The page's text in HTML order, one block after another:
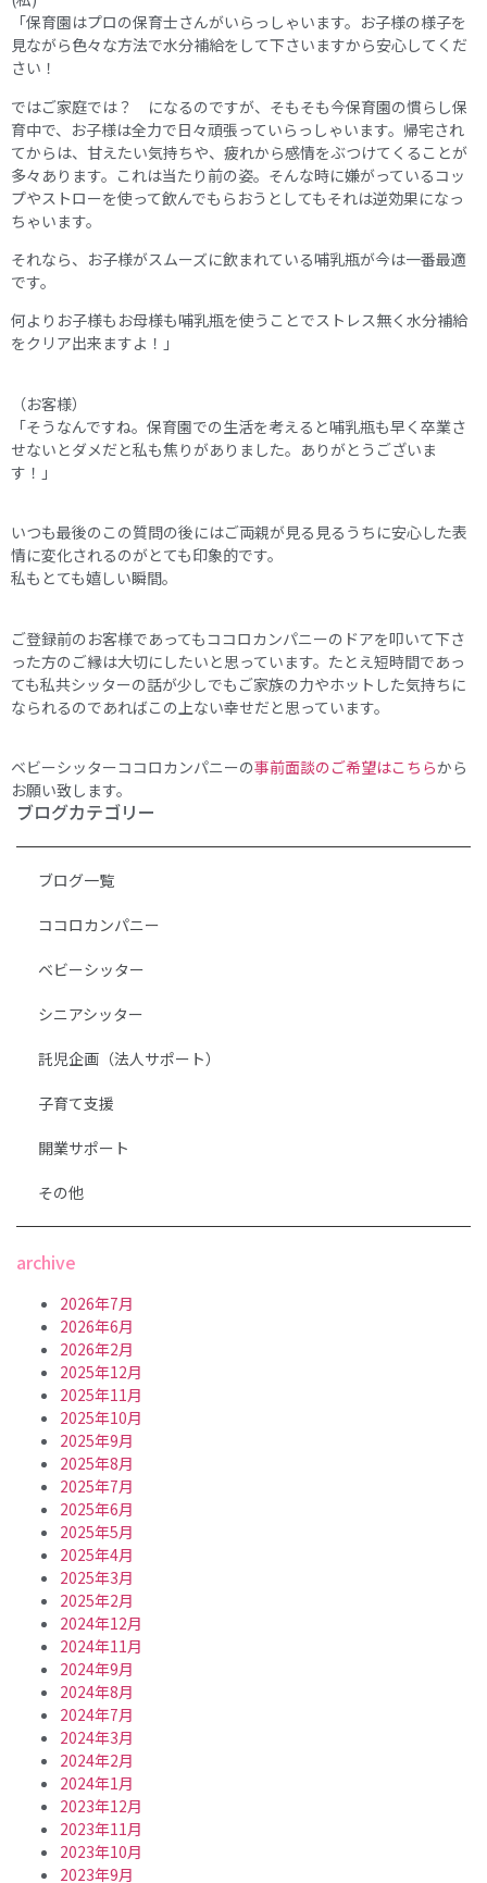
「保育園はプロの保育士さんがいらっしゃいます。お子様の様子を
見ながら色々な方法で水分補給をして下さいますから安心してくだ
さい！
ではご家庭では？ になるのですが、そもそも今保育園の慣らし保
育中で、お子様は全力で日々頑張っていらっしゃいます。帰宅され
てからは、甘えたい気持ちや、疲れから感情をぶつけてくることが
多々あります。これは当たり前の姿。そんな時に嫌がっているコッ
プやストローを使って飲んでもらおうとしてもそれは逆効果になっ
ちゃいます。
それなら、お子様がスムーズに飲まれている哺乳瓶が今は一番最適
です。
何よりお子様もお母様も哺乳瓶を使うことでストレス無く水分補給
をクリア出来ますよ！」
（お客様）
「そうなんですね。保育園での生活を考えると哺乳瓶も早く卒業さ
せないとダメだと私も焦りがありました。ありがとうございま
す！」
いつも最後のこの質問の後にはご両親が見る見るうちに安心した表
情に変化されるのがとても印象的です。
私もとても嬉しい瞬間。
ご登録前のお客様であってもココロカンパニーのドアを叩いて下さ
った方のご縁は大切にしたいと思っています。たとえ短時間であっ
ても私共シッターの話が少しでもご家族の力やホットした気持ちに
なられるのであればこの上ない幸せだと思っています。
ベビーシッターココロカンパニーの事前面談のご希望はこちらから
お願い致します。
ブログカテゴリー
ブログ一覧
ココロカンパニー
ベビーシッター
シニアシッター
託児企画（法人サポート）
子育て支援
開業サポート
その他
archive
2026年7月
2026年6月
2026年2月
2025年12月
2025年11月
2025年10月
2025年9月
2025年8月
2025年7月
2025年6月
2025年5月
2025年4月
2025年3月
2025年2月
2024年12月
2024年11月
2024年9月
2024年8月
2024年7月
2024年3月
2024年2月
2024年1月
2023年12月
2023年11月
2023年10月
2023年9月